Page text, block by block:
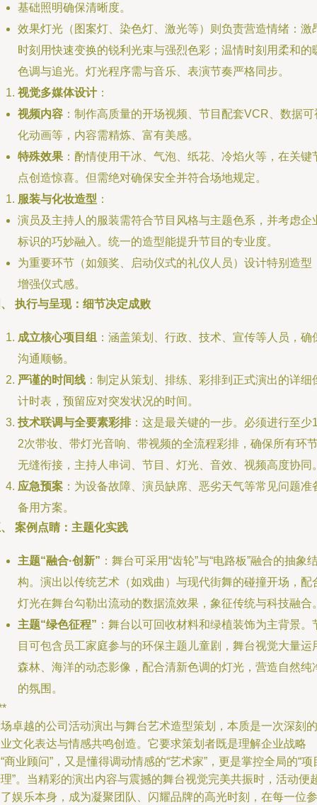
基础照明确保清晰度。
效果灯光（图案灯、染色灯、激光等）则负责营造情绪：激
时刻用快速变换的锐利光束与强烈色彩；温情时刻用柔和的
色调与追光。灯光程序需与音乐、表演节奏严格同步。
视觉多媒体设计：
视频内容 ：制作高质量的开场视频、节目配套VCR、数据可
化动画等，内容需精炼、富有美感。
特殊效果 ：酌情使用干冰、气泡、纸花、冷焰火等，在关键
点创造惊喜。但需绝对确保安全并符合场地规定。
服装与化妆造型 ：
演员及主持人的服装需符合节目风格与主题色系，并考虑企
标识的巧妙融入。统一的造型能提升节目的专业度。
为重要环节（如颁奖、启动仪式的礼仪人员）设计特别造型
增强仪式感。
执行与呈现：细节决定成败
成立核心项目组 ：涵盖策划、行政、技术、宣传等人员，确
沟通顺畅。
严谨的时间线 ：制定从策划、排练、彩排到正式演出的详细
计时表，预留应对突发状况的时间。
技术联调与全要素彩排：这是最关键的一步。必须进行至少
2次带妆、带灯光音响、带视频的全流程彩排，确保所有环
无缝衔接，主持人串词、节目、灯光、音效、视频高度协同
应急预案 ：为设备故障、演员缺席、恶劣天气等常见问题准
备用方案。
案例点睛：主题化实践
主题“融合·创新” ：舞台可采用“齿轮”与“电路板”融合的抽象
构。演出以传统艺术（如戏曲）与现代街舞的碰撞开场，配
灯光在舞台勾勒出流动的数据流效果，象征传统与科技融合
主题“绿色征程” ：舞台以可回收材料和绿植装饰为主背景。
目可包含员工家庭参与的环保主题儿童剧，舞台视觉大量运
森林、海洋的动态影像，配合清新色调的灯光，营造自然纯
的氛围。
卓越的公司活动演出与舞台艺术造型策划，本质是一次深刻的
文化表达与情感共鸣创造。它要求策划者既是理解企业战略
商业顾问”，又是懂得调动情感的“艺术家”，更是掌控全局的“项
”。当精彩的演出内容与震撼的舞台视觉完美共振时，活动便
娱乐本身，成为凝聚团队、闪耀品牌的高光时刻，在每一位参